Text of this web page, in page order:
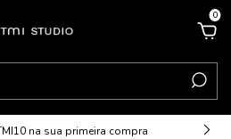
0
na sua primeira compra